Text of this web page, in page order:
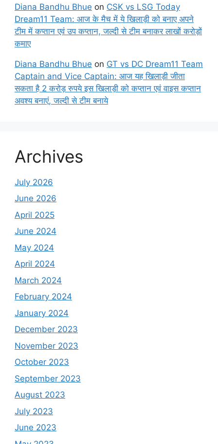
Diana Bandhu Bhue on CSK vs LSG Today
Dream11 Team: आज के मैच में ये खिलाड़ी को बनाए अपने
टीम में कप्तान एवं उप कप्तान, जल्दी से टीम बनाकर लाखों करोड़ों
कमाए
Diana Bandhu Bhue on GT vs DC Dream11 Team
Captain and Vice Captain: आज यह खिलाड़ी जीता
सकता है 2 करोड़ रुपये इस खिलाड़ी को कप्तान एवं वाइस कप्तान
अवश्य बनाएं, जल्दी से टीम बनाये
Archives
July 2026
June 2026
April 2025
June 2024
May 2024
April 2024
March 2024
February 2024
January 2024
December 2023
November 2023
October 2023
September 2023
August 2023
July 2023
June 2023